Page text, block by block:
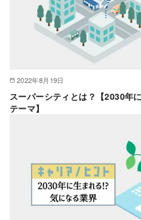
2022年8月19日
スーパーシティとは？【2030年
テーマ】